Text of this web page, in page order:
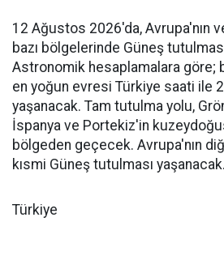
12 Ağustos 2026'da, Avrupa'nın
bazı bölgelerinde Güneş
Astronomik hesaplamalara göre;
en yoğun evresi Türkiye saati ile
yaşanacak. Tam tutulma yolu,
İspanya ve Portekiz'in
bölgeden geçecek. Avrupa'nın
kısmi Güneş tutulması yaşanacak.
Türkiye